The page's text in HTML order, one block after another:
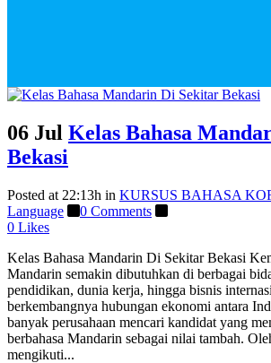
06 Jul Kelas Bahasa
Bekasi
Posted at 22:13h in KURSUS BAHASA
Language
0 Comments
0 Likes
Kelas Bahasa Mandarin Di Sekitar Bekasi
Mandarin semakin dibutuhkan di berbagai
pendidikan, dunia kerja, hingga bisnis
berkembangnya hubungan ekonomi antara
banyak perusahaan mencari kandidat yang
berbahasa Mandarin sebagai nilai tambah.
mengikuti...